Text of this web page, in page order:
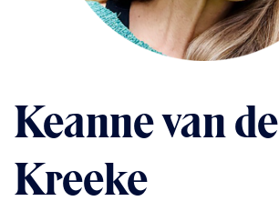
Keanne van de
Kreeke